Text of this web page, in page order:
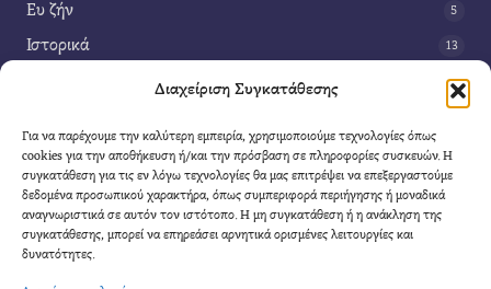
Διαχείριση Συγκατάθεσης
Για να παρέχουμε την καλύτερη εμπειρία, χρησιμοποιούμε τεχνολογίες όπως
cookies για την αποθήκευση ή/και την πρόσβαση σε πληροφορίες συσκευών. Η
συγκατάθεση για τις εν λόγω τεχνολογίες θα μας επιτρέψει να επεξεργαστούμε
δεδομένα προσωπικού χαρακτήρα, όπως συμπεριφορά περιήγησης ή μοναδικά
αναγνωριστικά σε αυτόν τον ιστότοπο. Η μη συγκατάθεση ή η ανάκληση της
συγκατάθεσης, μπορεί να επηρεάσει αρνητικά ορισμένες λειτουργίες και
δυνατότητες.
Ευ ζήν 5
Ιστορικά 13
42
Τέχνη 3
Τεχνολογία
Υγεία
Φαντασία